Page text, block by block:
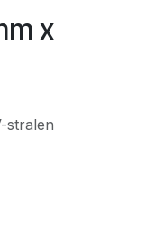
x
stralen